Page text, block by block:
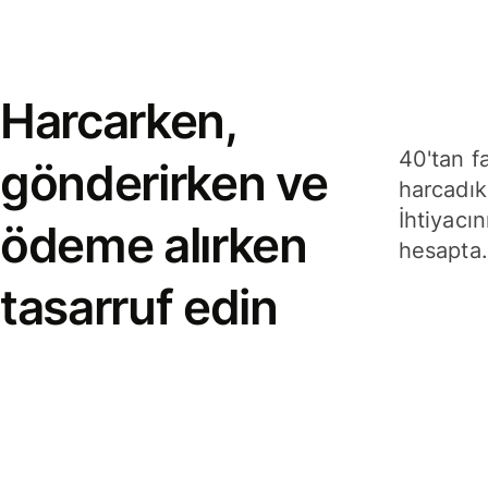
Harcarken,
gönderirken ve
ödeme alırken
tasarruf edin
40'tan
hesapta.